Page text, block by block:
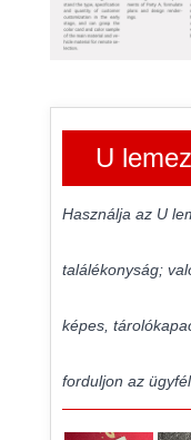
U
Használja az U
találékonyság;
képes,
forduljon az